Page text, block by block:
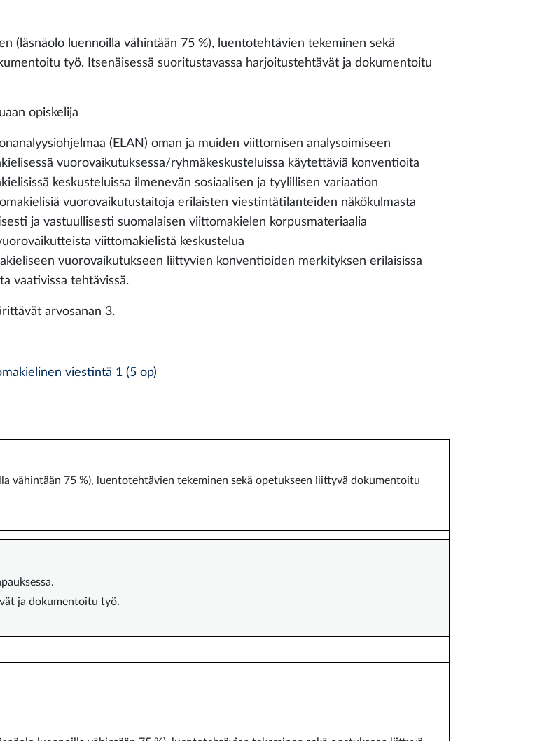
(läsnäolo luennoilla vähintään 75 %), luentotehtävien tekeminen sekä
työ. Itsenäisessä suoritustavassa harjoitustehtävät ja dokumentoitu
opiskelija
(ELAN) oman ja muiden viittomisen analysoimiseen
vuorovaikutuksessa/ryhmäkeskusteluissa käytettäviä konventioita
keskusteluissa ilmenevän sosiaalisen ja tyylillisen variaation
vuorovaikutustaitoja erilaisten viestintätilanteiden näkökulmasta
ja vastuullisesti suomalaisen viittomakielen korpusmateriaalia
viittomakielistä keskustelua
vuorovaikutukseen liittyvien konventioiden merkityksen erilaisissa
vaativissa tehtävissä.
arvosanan 3.
viestintä 1 (5 op)
vähintään 75 %), luentotehtävien tekeminen sekä opetukseen liittyvä dokumentoitu
ja dokumentoitu työ.